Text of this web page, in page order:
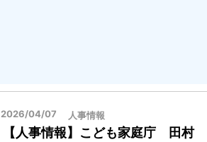
2026/04/07 人事情報
【人事情報】こども家庭庁 田村